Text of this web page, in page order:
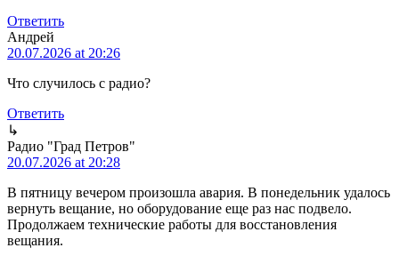
Ответить
Андрей
20.07.2026 at 20:26
Что случилось с радио?
Ответить
↳
Радио "Град Петров"
20.07.2026 at 20:28
В пятницу вечером произошла авария. В понедельник удалось
вернуть вещание, но оборудование еще раз нас подвело.
Продолжаем технические работы для восстановления
вещания.